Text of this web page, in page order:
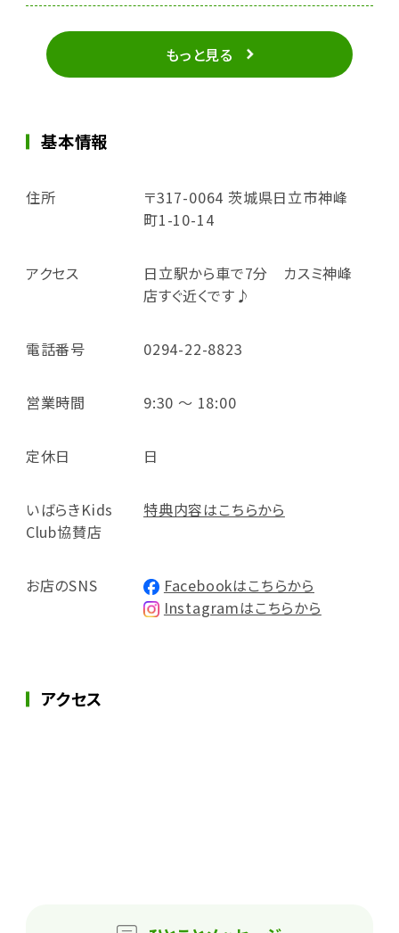
もっと見る
基本情報
住所
〒317-0064 茨城県日立市神峰
町1-10-14
アクセス
日立駅から車で7分 カスミ神峰
店すぐ近くです♪
電話番号 0294-22-8823
営業時間 9:30 ～ 18:00
定休日 日
いばらきKids
Club協賛店
特典内容はこちらから
お店のSNS
Facebookはこちらから
Instagramはこちらから
アクセス